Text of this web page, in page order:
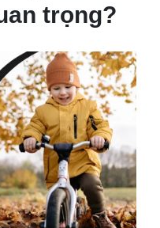
trọng?